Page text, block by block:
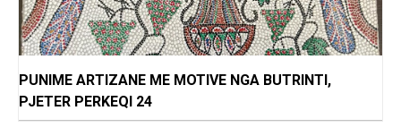
PUNIME ARTIZANE ME MOTIVE NGA BUTRINTI,
PJETER PERKEQI 24